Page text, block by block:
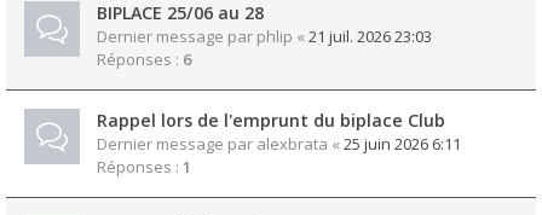
BIPLACE 25/06 au 28
Dernier message par phlip « 21 juil. 2026 23:03
Réponses : 6
Rappel lors de l'emprunt du biplace Club
Dernier message par alexbrata « 25 juin 2026 6:11
Réponses : 1